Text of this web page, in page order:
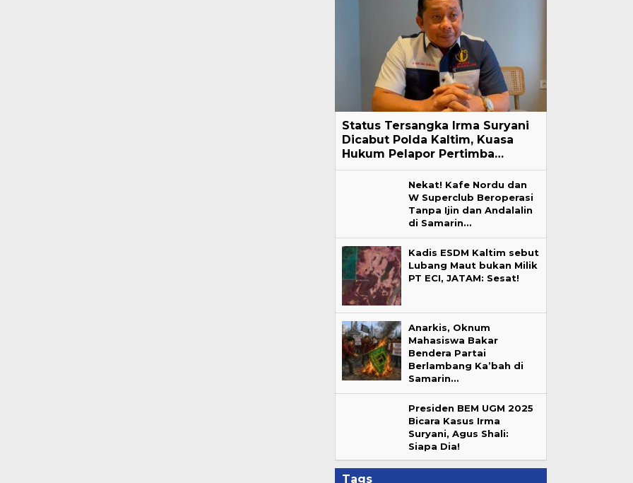
Status Tersangka Irma Suryani
Dicabut Polda Kaltim, Kuasa
Hukum Pelapor Pertimba…
Nekat! Kafe Nordu dan
W Superclub Beroperasi
Tanpa Ijin dan Andalalin
di Samarin…
Kadis ESDM Kaltim sebut
Lubang Maut bukan Milik
PT ECI, JATAM: Sesat!
Anarkis, Oknum
Mahasiswa Bakar
Bendera Partai
Berlambang Ka’bah di
Samarin…
Presiden BEM UGM 2025
Bicara Kasus Irma
Suryani, Agus Shali:
Siapa Dia!
Tags